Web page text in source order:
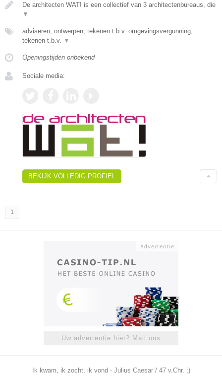
De architecten WAT! is een collectief van 3 architectenbureaus, die
▼
adviseren, ontwerpen, tekenen t.b.v. omgevingsvergunning,
tekenen t.b.v.
▼
Openingstijden onbekend
Sociale media:
BEKIJK VOLLEDIG PROFIEL
1
Uw advertentie hier? Mail ons
Ik kwam, ik zocht, ik vond - Julius Caesar / 47 v.Chr. ;)